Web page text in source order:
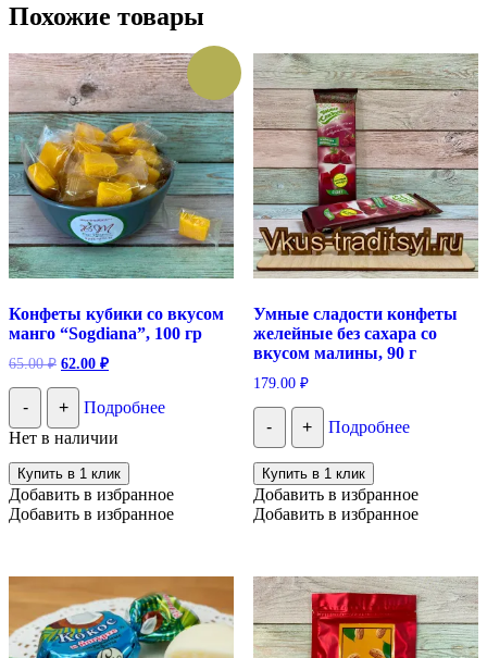
Похожие товары
Конфеты кубики со вкусом
манго “Sogdiana”, 100 гр
65.00₽ Первоначальная
составляла
65.00 ₽.
62.00 ₽Текущая
62.00 ₽.
- +
Подробнее
Нет в наличии
Купить в 1 клик
Добавить в избранное
Добавить в избранное
Умные сладости конфеты
желейные без сахара со
вкусом малины, 90 г
179.00 ₽
- + Подробнее
Купить в 1 клик
Добавить в избранное
Добавить в избранное